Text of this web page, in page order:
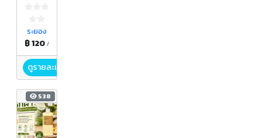
ระยอง
฿ 120 /
ดูรายละเอียด
538